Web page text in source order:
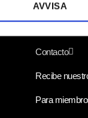
AVVISA
Contacto
Recibe
Para